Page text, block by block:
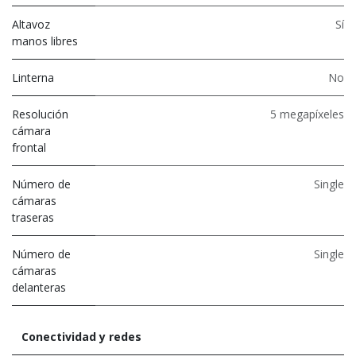
Altavoz
manos libres
Sí
Linterna No
Resolución
cámara
frontal
5 megapíxeles
Número de
cámaras
traseras
Single
Número de
cámaras
delanteras
Single
Conectividad y redes